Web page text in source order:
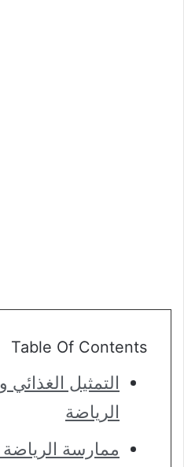
Table Of Contents
التمثيل
الرياضة
ممارسة الرياضة